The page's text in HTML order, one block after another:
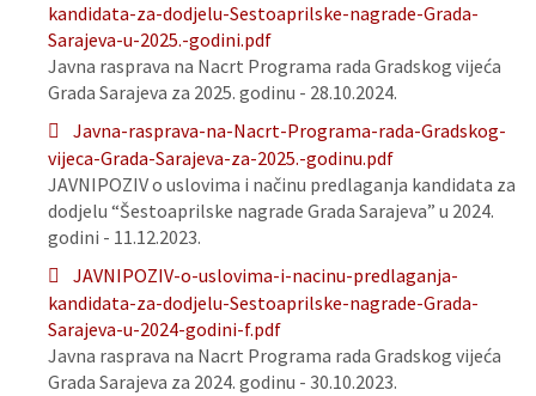
kandidata-za-dodjelu-Sestoaprilske-nagrade-Grada-
Sarajeva-u-2025.-godini.pdf
Javna rasprava na Nacrt Programa rada Gradskog vijeća
Grada Sarajeva za 2025. godinu - 28.10.2024.
Javna-rasprava-na-Nacrt-Programa-rada-Gradskog-
vijeca-Grada-Sarajeva-za-2025.-godinu.pdf
JAVNIPOZIV o uslovima i načinu predlaganja kandidata za
dodjelu “Šestoaprilske nagrade Grada Sarajeva” u 2024.
godini - 11.12.2023.
JAVNIPOZIV-o-uslovima-i-nacinu-predlaganja-
kandidata-za-dodjelu-Sestoaprilske-nagrade-Grada-
Sarajeva-u-2024-godini-f.pdf
Javna rasprava na Nacrt Programa rada Gradskog vijeća
Grada Sarajeva za 2024. godinu - 30.10.2023.